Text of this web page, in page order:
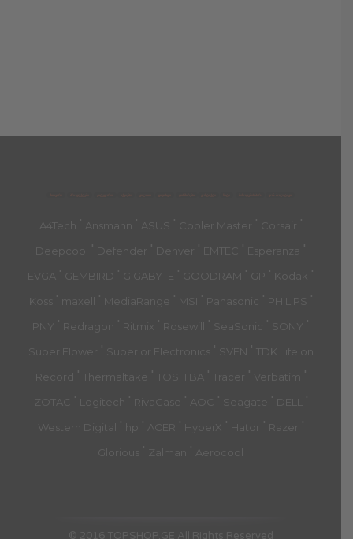
A4Tech ' Ansmann ' ASUS ' Cooler Master ' Corsair '
Deepcool ' Defender ' Denver ' EMTEC ' Esperanza '
EVGA ' GEMBIRD ' GIGABYTE ' GOODRAM ' GP ' Kodak '
Koss ' maxell ' MediaRange ' MSI ' Panasonic ' PHILIPS '
PNY ' Redragon ' Ritmix ' Rosewill ' SeaSonic ' SONY '
Super Flower ' Superior Electronics ' SVEN ' TDK Life on
Record ' Thermaltake ' TOSHIBA ' Tracer ' Verbatim '
ZOTAC ' Logitech ' RivaCase ' AOC ' Seagate ' DELL '
Western Digital ' hp ' ACER ' HyperX ' Hator ' Razer '
Glorious ' Zalman ' Aerocool
© 2016 TOPSHOP.GE All Rights Reserved